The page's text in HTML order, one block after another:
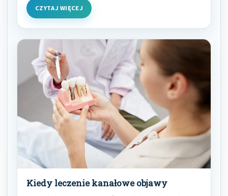
CZYTAJ WIĘCEJ
Kiedy leczenie kanałowe objawy